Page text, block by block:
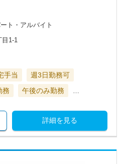
ト・アルバイト
1-1
手当
週3日勤務可
務 午後のみ勤務
詳細を見る